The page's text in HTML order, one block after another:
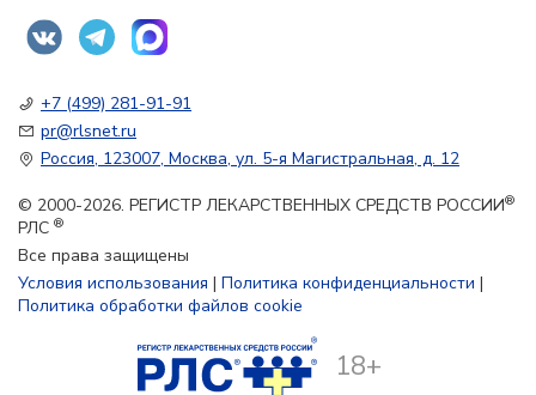
+7 (499) 281-91-91
pr@rlsnet.ru
Россия, 123007, Москва, ул. 5-я Магистральная, д. 12
© 2000-2026. РЕГИСТР ЛЕКАРСТВЕННЫХ СРЕДСТВ РОССИИ®
РЛС ®
Все права защищены
Условия использования | Политика конфиденциальности |
Политика обработки файлов cookie
18+